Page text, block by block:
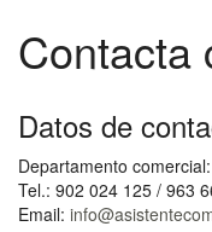
Contacta
Datos de
Departamento comercial:
Tel.: 902 024 125 / 963
Email: